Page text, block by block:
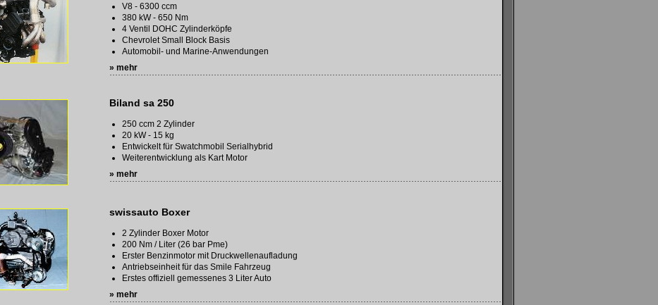
V8 - 6300 ccm
380 kW - 650 Nm
4 Ventil DOHC Zylinderköpfe
Chevrolet Small Block Basis
Automobil- und Marine-Anwendungen
» mehr
Biland sa 250
250 ccm 2 Zylinder
20 kW - 15 kg
Entwickelt für Swatchmobil Serialhybrid
Weiterentwicklung als Kart Motor
» mehr
swissauto Boxer
2 Zylinder Boxer Motor
200 Nm / Liter (26 bar Pme)
Erster Benzinmotor mit Druckwellenaufladung
Antriebseinheit für das Smile Fahrzeug
Erstes offiziell gemessenes 3 Liter Auto
» mehr